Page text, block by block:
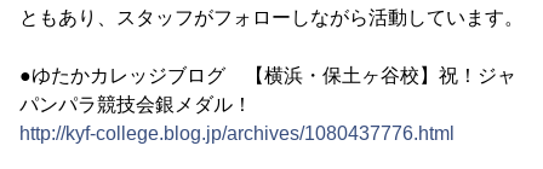
ともあり、スタッフがフォローしながら活動しています。
●ゆたかカレッジブログ 【横浜・保土ヶ谷校】祝！ジャ
パンパラ競技会銀メダル！
http://kyf-college.blog.jp/archives/1080437776.html